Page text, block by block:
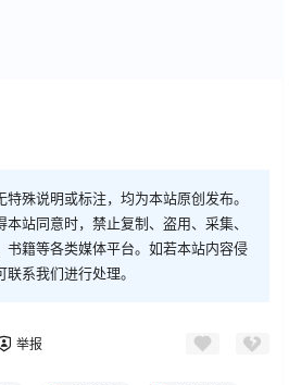
殊说明或标注，均为本站原创发布。
站同意时，禁止复制、盗用、采集、
书籍等各类媒体平台。如若本站内容侵
系我们进行处理。
举报